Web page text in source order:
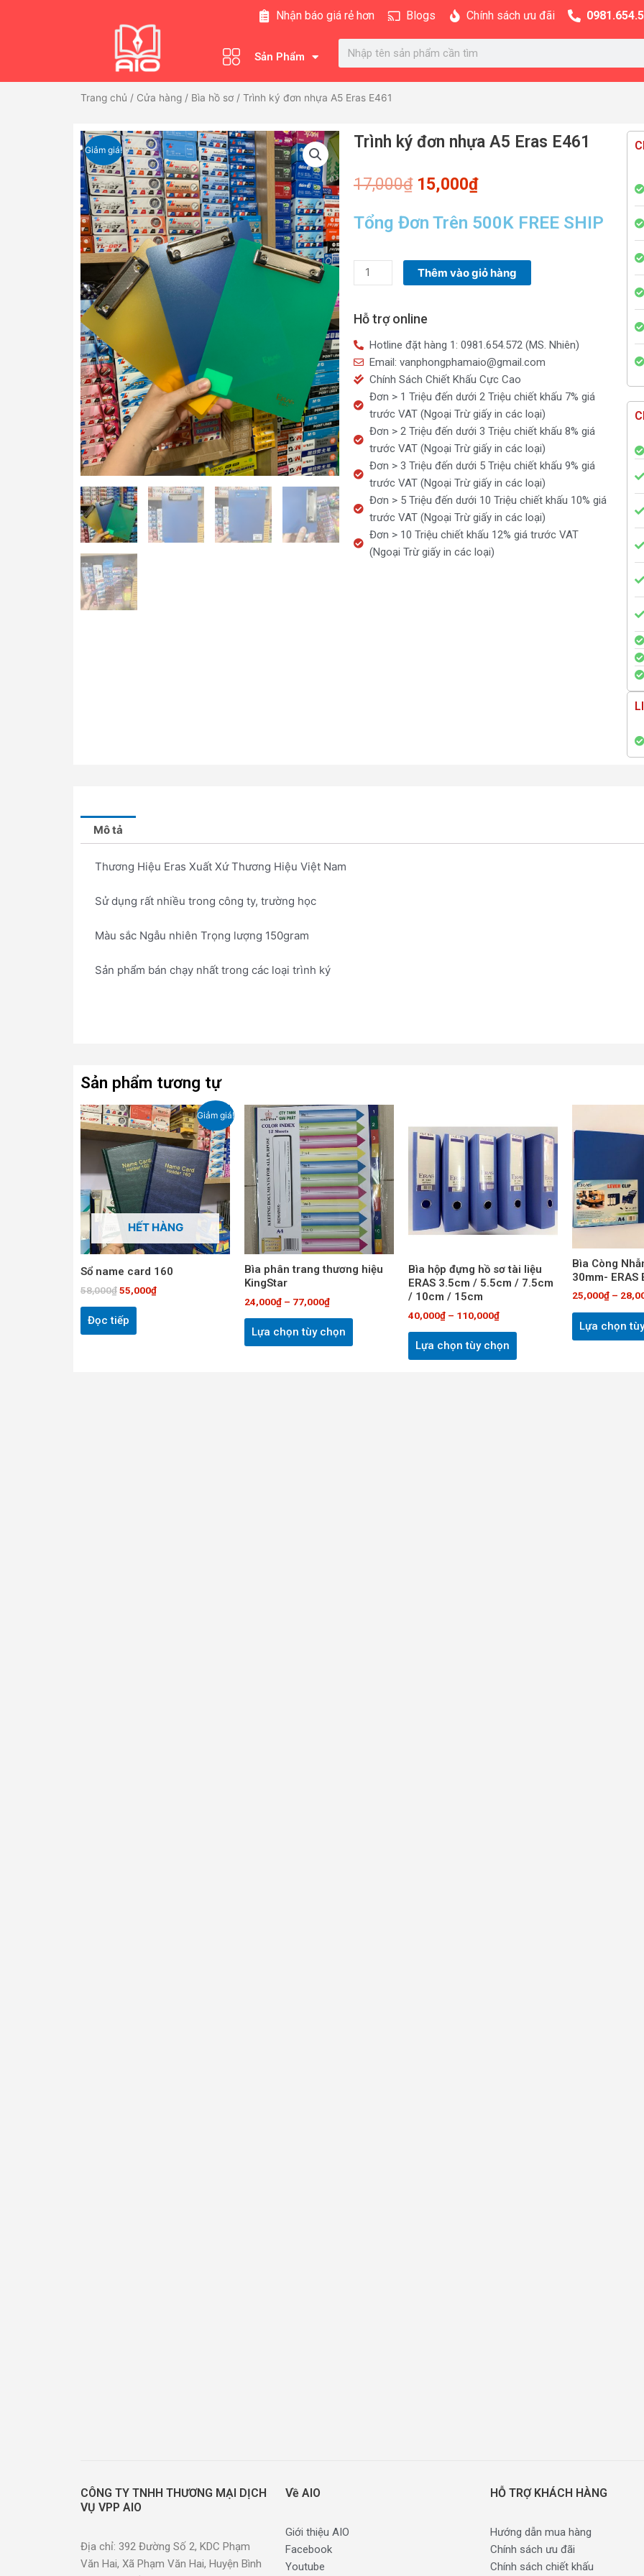
Nhận báo giá rẻ hơn Blogs Chính sách ưu đãi
Sản Phẩm
Search
Trang chủ / Cửa hàng / Bìa hồ sơ / Trình ký đơn nhựa A5 Eras E461
Giảm giá! Trình ký đơn nhựa A5 Eras E461
17,000₫ Giá
là:
15,000₫Giá
tại
Tổng Đơn Trên 500K FREE SHIP
Trình
ký
nhựa
A5
Eras
E461
số
lượng
Thêm vào giỏ hàng
Hỗ trợ online
Hotline đặt hàng 1: 0981.654.572 (MS. Nhiên)
Email: vanphongphamaio@gmail.com
Chính Sách Chiết Khấu Cực Cao
Đơn > 1 Triệu đến dưới 2 Triệu chiết khấu 7% giá
trước VAT (Ngoại Trừ giấy in các loại)
Đơn > 2 Triệu đến dưới 3 Triệu chiết khấu 8% giá
trước VAT (Ngoại Trừ giấy in các loại)
Đơn > 3 Triệu đến dưới 5 Triệu chiết khấu 9% giá
trước VAT (Ngoại Trừ giấy in các loại)
Đơn > 5 Triệu đến dưới 10 Triệu chiết khấu 10% giá
trước VAT (Ngoại Trừ giấy in các loại)
Đơn > 10 Triệu chiết khấu 12% giá trước VAT
(Ngoại Trừ giấy in các loại)
Mô tả
Thương Hiệu Eras Xuất Xứ Thương Hiệu Việt Nam
Sử dụng rất nhiều trong công ty, trường học
Màu sắc Ngẫu nhiên Trọng lượng 150gram
Sản phẩm bán chạy nhất trong các loại trình ký
Sản phẩm tương tự
Giảm giá!
HẾT HÀNG
Sổ name card 160
58,000₫
Giá
gốc
là:
58,000₫.
55,000₫
Giá
hiện
tại
là:
55,000₫.
Đọc tiếp
Bìa phân trang thương hiệu
KingStar
24,000₫ – 77,000₫
Lựa chọn tùy chọn
Sản
phẩm
này
có
nhiều
biến
thể.
Các
tùy
chọn
được
Bìa hộp đựng hồ sơ tài liệu
ERAS 3.5cm / 5.5cm / 7.5cm
/ 10cm / 15cm
40,000₫ – 110,000₫
Lựa chọn tùy chọn
phẩm
này
nhiều
biến
Các
chọn
có
chọn
Bìa Còng
30mm- ERAS
25,000₫ –
Lựa chọn
CÔNG TY TNHH THƯƠNG MẠI DỊCH
VỤ VPP AIO
Địa chỉ: 392 Đường Số 2, KDC Phạm
Văn Hai, Xã Phạm Văn Hai, Huyện Bình
Về AIO
Giới thiệu AIO
Facebook
Youtube
HỖ TRỢ KHÁCH HÀNG
Hướng dẫn mua hàng
Chính sách ưu đãi
Chính sách chiết khấu